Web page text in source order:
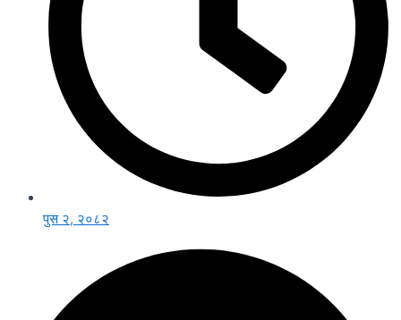
पुस २, २०८२